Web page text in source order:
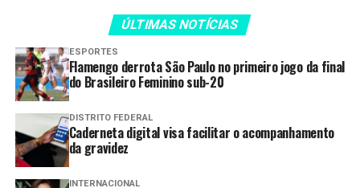
Governo de Goiás entrega casas a
custo zero em Aragarças
Goiás inicia subsídio de R$ 0,60
por litro para o diesel
As produções transitam entre fotografia, pintura,
desenho, gravura, arte têxtil e experimentações com
materiais não convencionais, organizadas em quatro
ÚLTIMAS NOTÍCIAS
ESPORTES
Flamengo derrota São Paulo no primeiro jogo da final
do Brasileiro Feminino sub-20
DISTRITO FEDERAL
Caderneta digital visa facilitar o acompanhamento
da gravidez
INTERNACIONAL